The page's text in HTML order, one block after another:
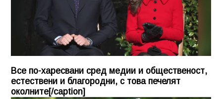
Все по-харесвани сред медии и общественост,
естествени и благородни, с това печелят
околните[/caption]